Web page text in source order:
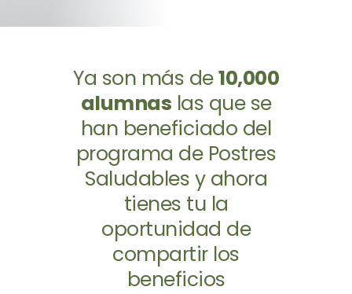
Ya son más de10,000
alumnas las que se
han beneficiado del
programa de Postres
Saludables y ahora
tienes tu la
oportunidad de
compartir los
beneficios